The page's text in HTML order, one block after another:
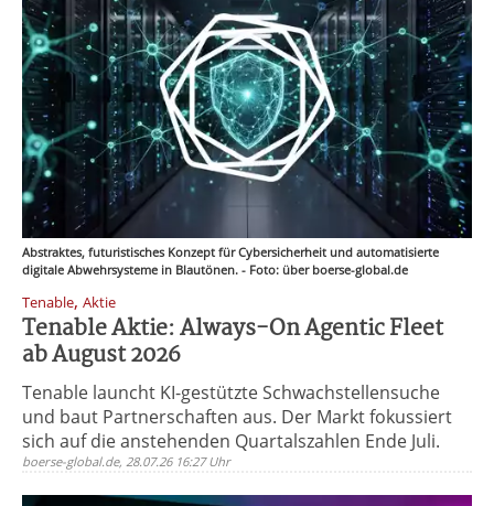
Abstraktes, futuristisches Konzept für Cybersicherheit und automatisierte
digitale Abwehrsysteme in Blautönen. - Foto: über boerse-global.de
Tenable, Aktie
Tenable Aktie: Always-On Agentic Fleet
ab August 2026
Tenable launcht KI-gestützte Schwachstellensuche
und baut Partnerschaften aus. Der Markt fokussiert
sich auf die anstehenden Quartalszahlen Ende Juli.
boerse-global.de, 28.07.26 16:27 Uhr